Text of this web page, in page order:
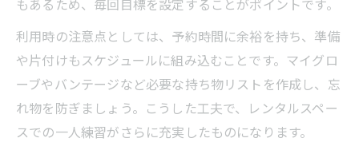
もあるため、毎回目標を設定することがポイントです。
利用時の注意点としては、予約時間に余裕を持ち、準備
や片付けもスケジュールに組み込むことです。マイグロ
ーブやバンテージなど必要な持ち物リストを作成し、忘
れ物を防ぎましょう。こうした工夫で、レンタルスペー
スでの一人練習がさらに充実したものになります。